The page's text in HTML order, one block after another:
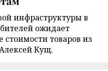
инфраструктуры в
ожидает
товаров из
Кущ.